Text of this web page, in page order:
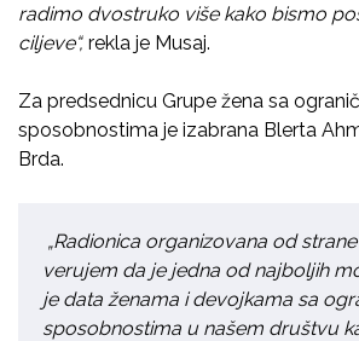
radimo dvostruko više kako bismo
ciljeve“, rekla je Musaj.
Za predsednicu Grupe žena sa
sposobnostima je izabrana Blerta
Brda.
„Radionica organizovana od
verujem da je jedna od najboljih
je data ženama i devojkama sa
sposobnostima u našem društvu